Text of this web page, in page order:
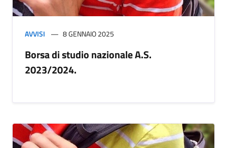
AVVISI 8 GENNAIO 2025
Borsa di studio nazionale A.S.
2023/2024.